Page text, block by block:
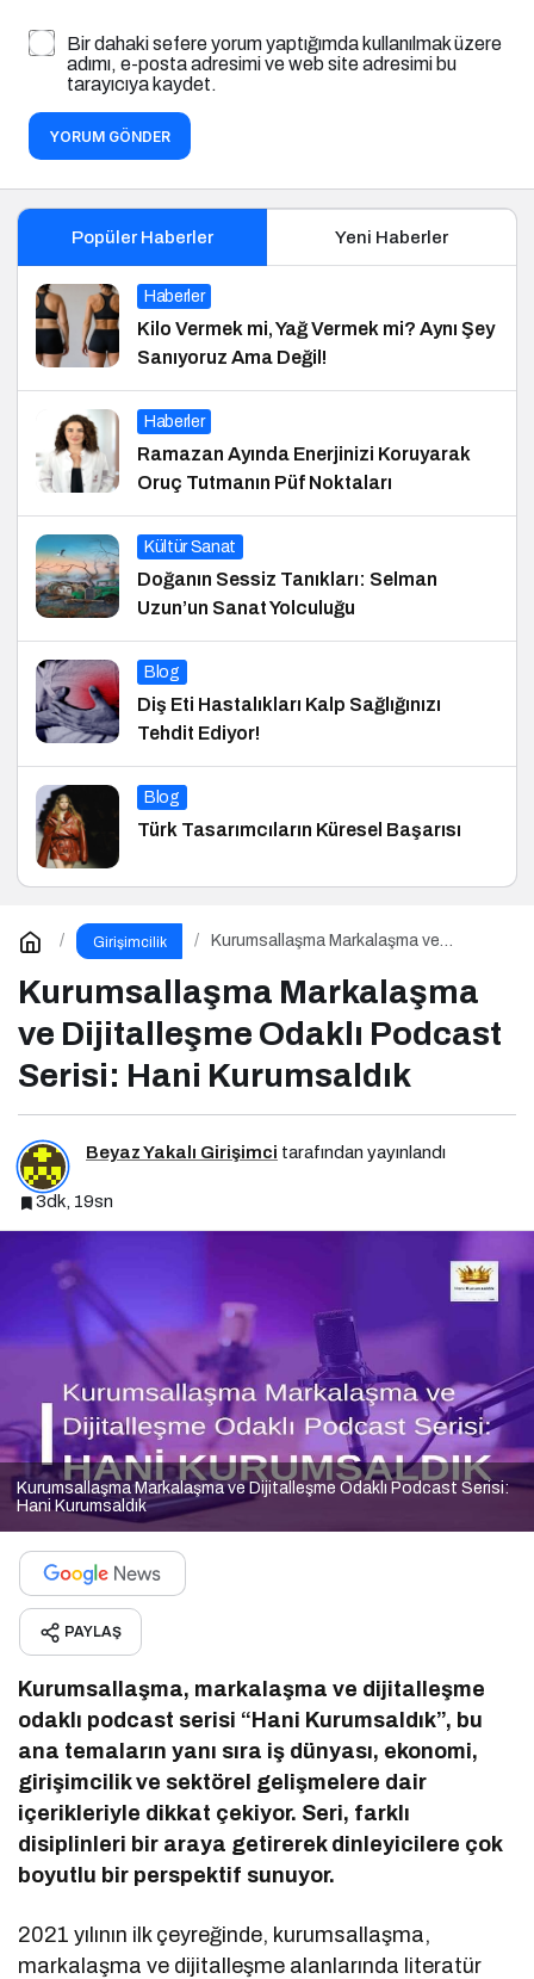
Bir dahaki sefere yorum yaptığımda kullanılmak üzere
adımı, e-posta adresimi ve web site adresimi bu
tarayıcıya kaydet.
YORUM GÖNDER
Popüler Haberler Yeni Haberler
Haberler
Kilo Vermek mi, Yağ Vermek mi? Aynı Şey
Sanıyoruz Ama Değil!
Haberler
Ramazan Ayında Enerjinizi Koruyarak
Oruç Tutmanın Püf Noktaları
Kültür Sanat
Doğanın Sessiz Tanıkları: Selman
Uzun’un Sanat Yolculuğu
Blog
Diş Eti Hastalıkları Kalp Sağlığınızı
Tehdit Ediyor!
Blog
Türk Tasarımcıların Küresel Başarısı
Girişimcilik
Kurumsallaşma Markalaşma ve
Hani Kurumsaldık
Kurumsallaşma Markalaşma
ve Dijitalleşme Odaklı Podcast
Serisi: Hani Kurumsaldık
Beyaz Yakalı Girişimci tarafından yayınlandı
3dk, 19sn
Kurumsallaşma Markalaşma ve Dijitalleşme Odaklı Podcast Serisi:
Hani Kurumsaldık
PAYLAŞ
Kurumsallaşma, markalaşma ve dijitalleşme
odaklı podcast serisi “Hani Kurumsaldık”, bu
ana temaların yanı sıra iş dünyası, ekonomi,
girişimcilik ve sektörel gelişmelere dair
içerikleriyle dikkat çekiyor. Seri, farklı
disiplinleri bir araya getirerek dinleyicilere çok
boyutlu bir perspektif sunuyor.
2021 yılının ilk çeyreğinde, kurumsallaşma,
markalaşma ve dijitalleşme alanlarında literatür